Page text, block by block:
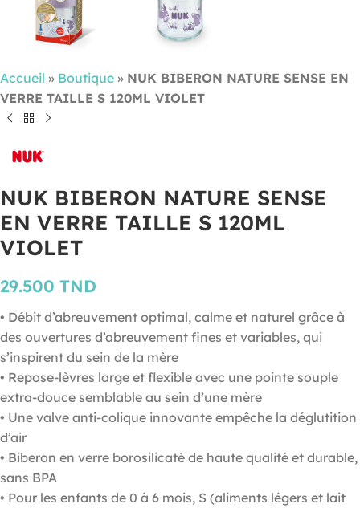
Accueil » Boutique » NUK BIBERON NATURE SENSE EN
VERRE TAILLE S 120ML VIOLET
NUK BIBERON NATURE SENSE
EN VERRE TAILLE S 120ML
VIOLET
29.500 TND
• Débit d’abreuvement optimal, calme et naturel grâce à
des ouvertures d’abreuvement fines et variables, qui
s’inspirent du sein de la mère
• Repose-lèvres large et flexible avec une pointe souple
extra-douce semblable au sein d’une mère
• Une valve anti-colique innovante empêche la déglutition
d’air
• Biberon en verre borosilicaté de haute qualité et durable,
sans BPA
• Pour les enfants de 0 à 6 mois, S (aliments légers et lait